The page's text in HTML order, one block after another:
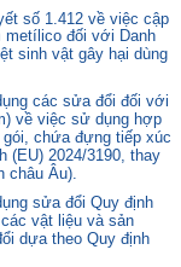
số 1.412 về việc cập
metílico đối với Danh
sinh vật gây hại dùng
các sửa đổi đối với
về việc sử dụng hợp
gói, chứa đựng tiếp xúc
(EU) 2024/3190, thay
châu Âu).
sửa đổi Quy định
vật liệu và sản
dựa theo Quy định